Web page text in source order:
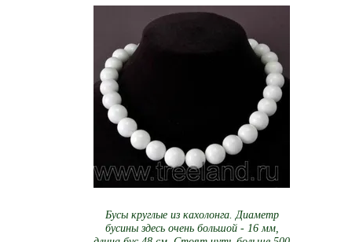
Бусы круглые из кахолонга. Диаметр
бусины здесь очень большой - 16 мм,